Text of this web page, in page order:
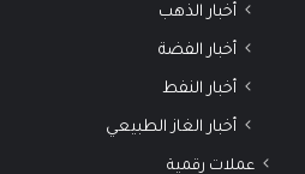
أخبار الذهب
أخبار الفضة
أخبار النفط
أخبار الغاز الطبيعي
عملات رقمية